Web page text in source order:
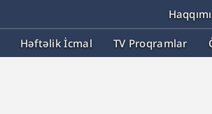
Həftəlik İcmal TV Proqramlar